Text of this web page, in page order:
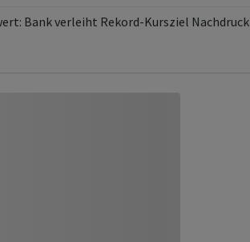
Bank verleiht Rekord-Kursziel Nachdruck